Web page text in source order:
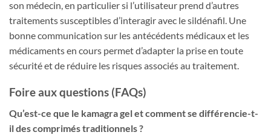
son médecin, en particulier si l’utilisateur prend d’autres
traitements susceptibles d’interagir avec le sildénafil. Une
bonne communication sur les antécédents médicaux et les
médicaments en cours permet d’adapter la prise en toute
sécurité et de réduire les risques associés au traitement.
Foire aux questions (FAQs)
Qu’est-ce que le kamagra gel et comment se différencie-t-
il des comprimés traditionnels ?